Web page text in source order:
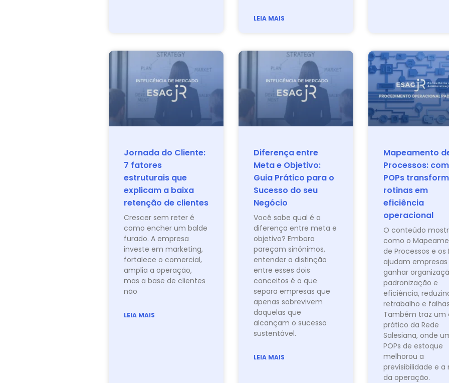
LEIA MAIS
Jornada do Cliente:
7 fatores
estruturais que
explicam a baixa
retenção de clientes
Crescer sem reter é
como encher um balde
furado. A empresa
investe em marketing,
fortalece o comercial,
amplia a operação,
mas a base de clientes
não
LEIA MAIS
Diferença entre
Meta e Objetivo:
Guia Prático para o
Sucesso do seu
Negócio
Você sabe qual é a
diferença entre meta e
objetivo? Embora
pareçam sinônimos,
entender a distinção
entre esses dois
conceitos é o que
separa empresas que
apenas sobrevivem
daquelas que
alcançam o sucesso
sustentável.
LEIA MAIS
Mapeamento
Processos:
POPs
rotinas em
eficiência
operacional
O conteúdo
como o
de Processos e os
ajudam empresas
ganhar
padronização e
eficiência,
retrabalho e
Também traz um
prático da Rede
Salesiana, onde
POPs de estoque
melhorou a
previsibilidade e a
da operação.